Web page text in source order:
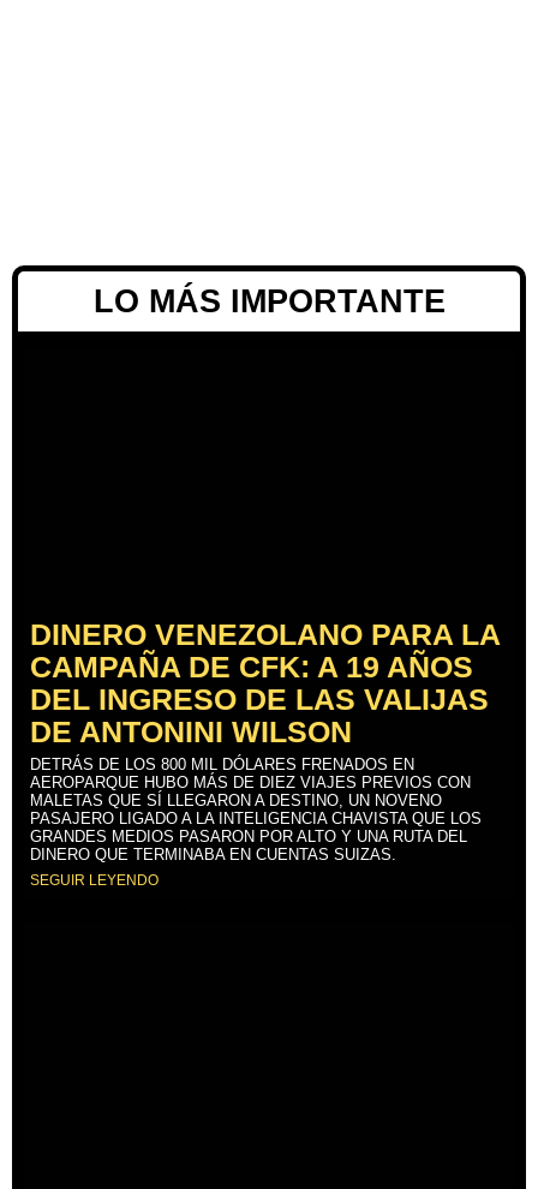
LO MÁS IMPORTANTE
DINERO VENEZOLANO PARA LA
CAMPAÑA DE CFK: A 19 AÑOS
DEL INGRESO DE LAS VALIJAS
DE ANTONINI WILSON
DETRÁS DE LOS 800 MIL DÓLARES FRENADOS EN
AEROPARQUE HUBO MÁS DE DIEZ VIAJES PREVIOS CON
MALETAS QUE SÍ LLEGARON A DESTINO, UN NOVENO
PASAJERO LIGADO A LA INTELIGENCIA CHAVISTA QUE LOS
GRANDES MEDIOS PASARON POR ALTO Y UNA RUTA DEL
DINERO QUE TERMINABA EN CUENTAS SUIZAS.
SEGUIR LEYENDO